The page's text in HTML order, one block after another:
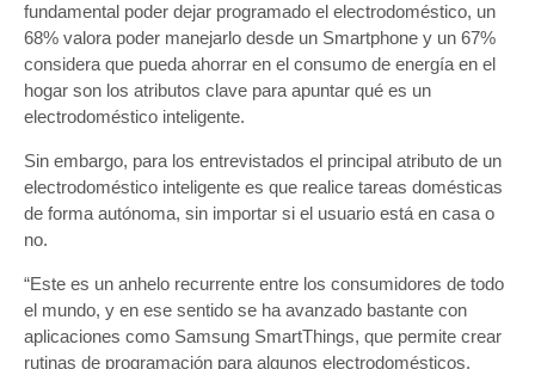
fundamental poder dejar programado el electrodoméstico, un
68% valora poder manejarlo desde un Smartphone y un 67%
considera que pueda ahorrar en el consumo de energía en el
hogar son los atributos clave para apuntar qué es un
electrodoméstico inteligente.
Sin embargo, para los entrevistados el principal atributo de un
electrodoméstico inteligente es que realice tareas domésticas
de forma autónoma, sin importar si el usuario está en casa o
no.
“Este es un anhelo recurrente entre los consumidores de todo
el mundo, y en ese sentido se ha avanzado bastante con
aplicaciones como Samsung SmartThings, que permite crear
rutinas de programación para algunos electrodomésticos,